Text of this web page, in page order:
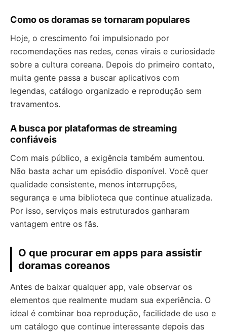
Como os doramas se tornaram populares
Hoje, o crescimento foi impulsionado por
recomendações nas redes, cenas virais e curiosidade
sobre a cultura coreana. Depois do primeiro contato,
muita gente passa a buscar aplicativos com
legendas, catálogo organizado e reprodução sem
travamentos.
A busca por plataformas de streaming
confiáveis
Com mais público, a exigência também aumentou.
Não basta achar um episódio disponível. Você quer
qualidade consistente, menos interrupções,
segurança e uma biblioteca que continue atualizada.
Por isso, serviços mais estruturados ganharam
vantagem entre os fãs.
O que procurar em apps para assistir
doramas coreanos
Antes de baixar qualquer app, vale observar os
elementos que realmente mudam sua experiência. O
ideal é combinar boa reprodução, facilidade de uso e
um catálogo que continue interessante depois das